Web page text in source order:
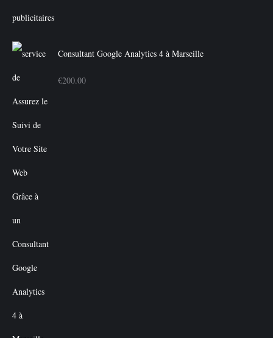
Consultant Google Analytics 4 à Marseille
€200.00